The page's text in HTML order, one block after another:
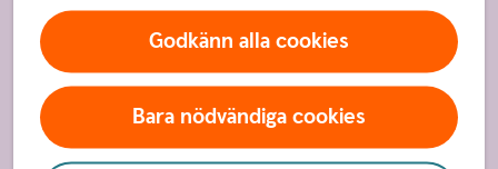
Godkänn alla cookies
Bara nödvändiga cookies
Hållbarhet
Samhällsengagemang
Press